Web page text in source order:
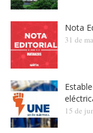
Nota
31 de
15 de